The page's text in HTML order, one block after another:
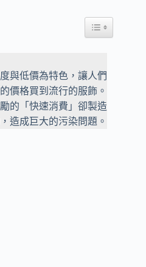
Toggle Table of
與低價為特色，讓人們
價格買到流行的服飾。
的「快速消費」卻製造
造成巨大的污染問題。